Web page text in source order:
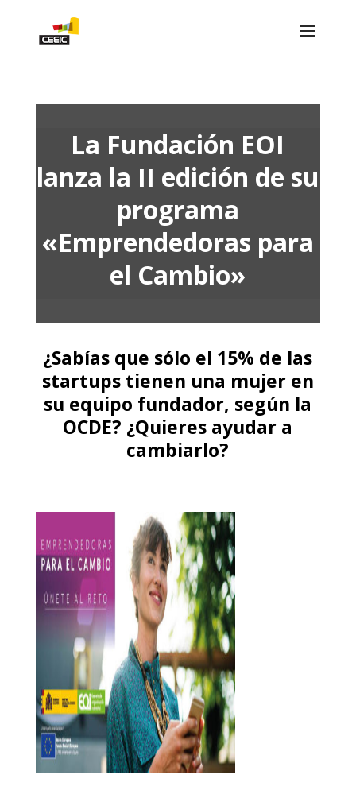
La Fundación EOI
lanza la II edición de su
programa
«Emprendedoras para
el Cambio»
¿Sabías que sólo el 15% de las
startups tienen una mujer en
su equipo fundador, según la
OCDE? ¿Quieres ayudar a
cambiarlo?